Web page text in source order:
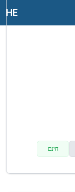
HE
חינם